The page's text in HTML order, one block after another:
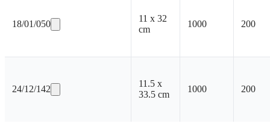
18/01/050
11 x 32
cm
1000 200
24/12/142
11.5 x
33.5 cm
1000 200